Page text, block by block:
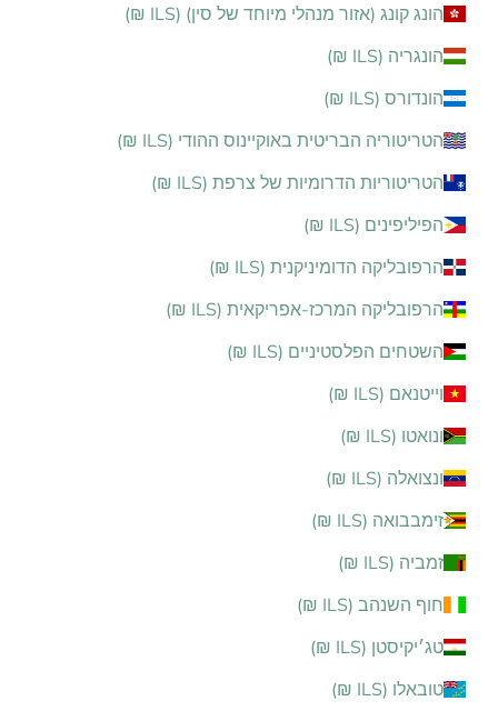
הונג קונג (אזור מנהלי מיוחד של סין) (ILS ₪)
הונגריה (ILS ₪)
הונדורס (ILS ₪)
הטריטוריה הבריטית באוקיינוס ההודי (ILS ₪)
הטריטוריות הדרומיות של צרפת (ILS ₪)
הפיליפינים (ILS ₪)
הרפובליקה הדומיניקנית (ILS ₪)
הרפובליקה המרכז-אפריקאית (ILS ₪)
השטחים הפלסטיניים (ILS ₪)
וייטנאם (ILS ₪)
ונואטו (ILS ₪)
ונצואלה (ILS ₪)
זימבבואה (ILS ₪)
זמביה (ILS ₪)
חוף השנהב (ILS ₪)
טג׳יקיסטן (ILS ₪)
טובאלו (ILS ₪)